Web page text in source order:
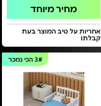
מחיר מיוחד
אחריות על טיב המוצר בעת
קבלתו
3#הכי נמכר